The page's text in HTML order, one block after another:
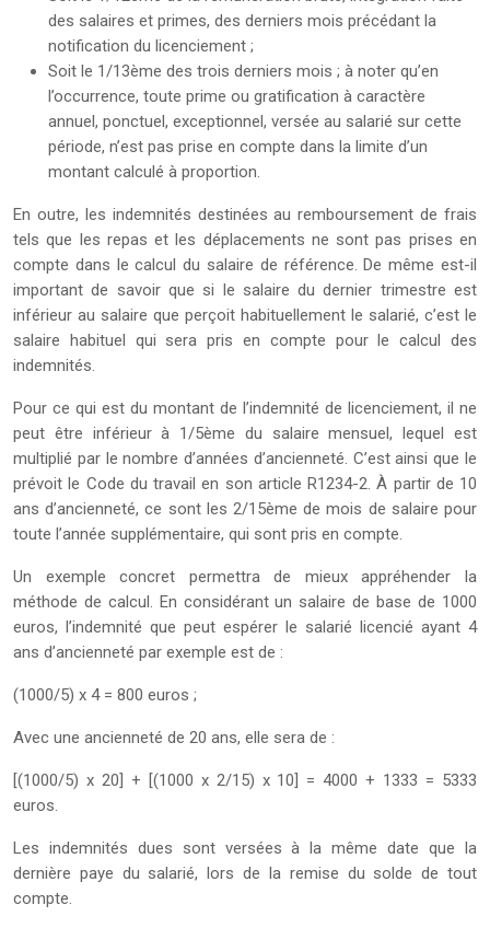
des salaires et primes, des derniers mois précédant la
notification du licenciement ;
Soit le 1/13ème des trois derniers mois ; à noter qu’en
l’occurrence, toute prime ou gratification à caractère
annuel, ponctuel, exceptionnel, versée au salarié sur cette
période, n’est pas prise en compte dans la limite d’un
montant calculé à proportion.
En outre, les indemnités destinées au remboursement de frais
tels que les repas et les déplacements ne sont pas prises en
compte dans le calcul du salaire de référence. De même est-il
important de savoir que si le salaire du dernier trimestre est
inférieur au salaire que perçoit habituellement le salarié, c’est le
salaire habituel qui sera pris en compte pour le calcul des
indemnités.
Pour ce qui est du montant de l’indemnité de licenciement, il ne
peut être inférieur à 1/5ème du salaire mensuel, lequel est
multiplié par le nombre d’années d’ancienneté. C’est ainsi que le
prévoit le Code du travail en son article R1234-2. À partir de 10
ans d’ancienneté, ce sont les 2/15ème de mois de salaire pour
toute l’année supplémentaire, qui sont pris en compte.
Un exemple concret permettra de mieux appréhender la
méthode de calcul. En considérant un salaire de base de 1000
euros, l’indemnité que peut espérer le salarié licencié ayant 4
ans d’ancienneté par exemple est de :
(1000/5) x 4 = 800 euros ;
Avec une ancienneté de 20 ans, elle sera de :
[(1000/5) x 20] + [(1000 x 2/15) x 10] = 4000 + 1333 = 5333
euros.
Les indemnités dues sont versées à la même date que la
dernière paye du salarié, lors de la remise du solde de tout
compte.